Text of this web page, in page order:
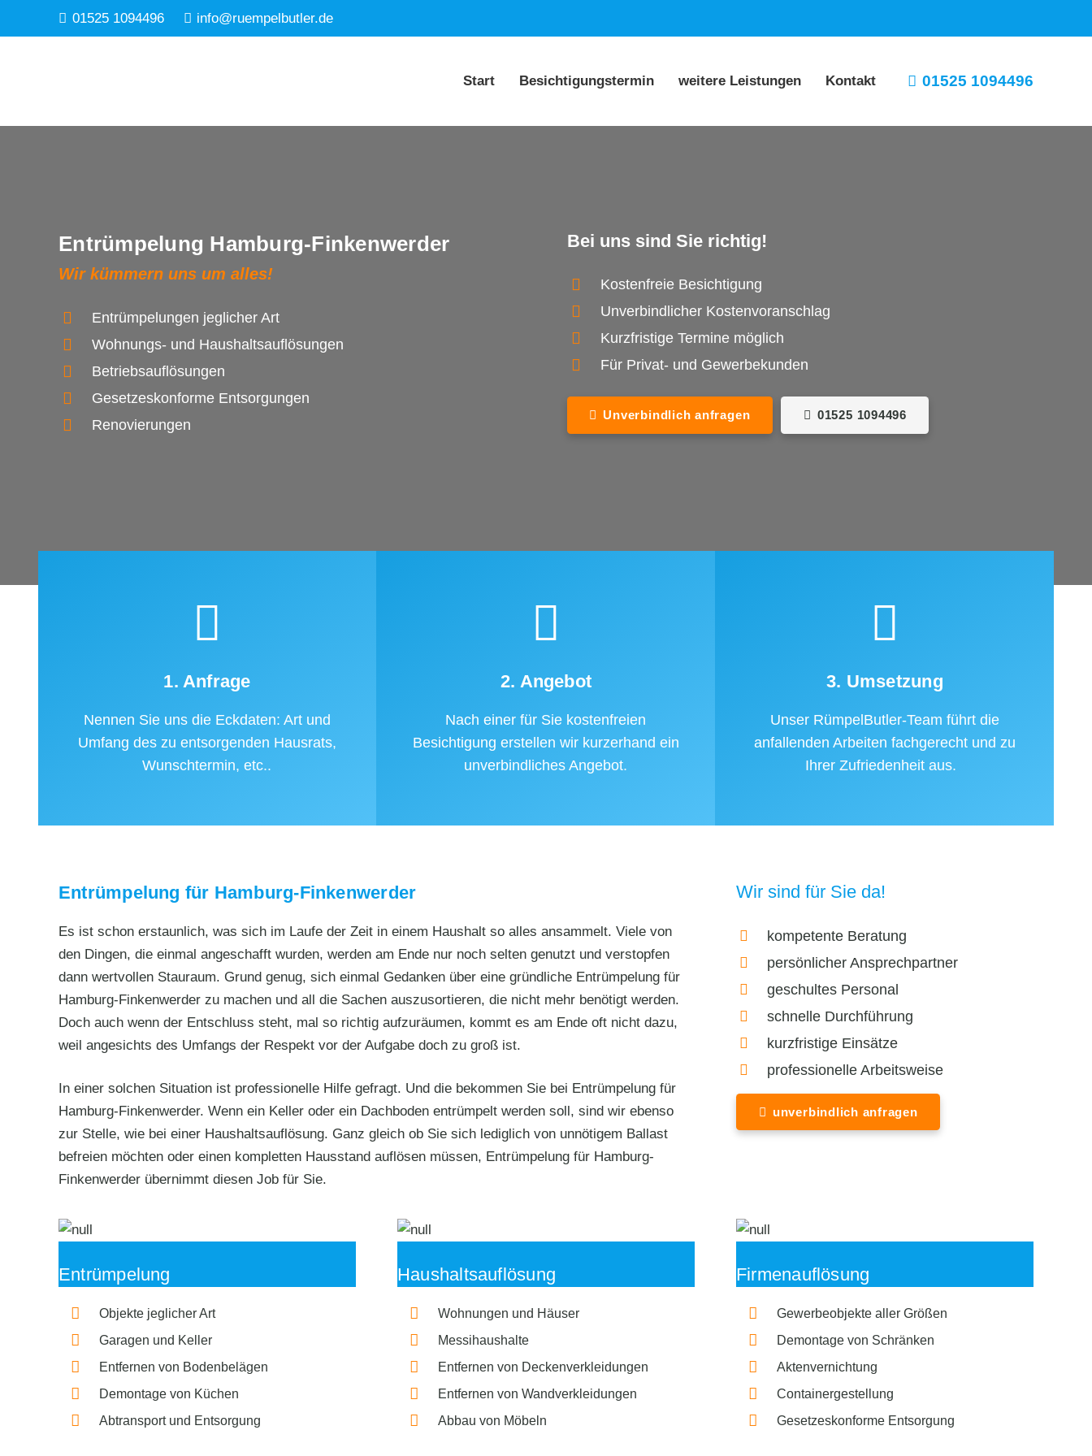
01525 1094496 info@ruempelbutler.de
Start Besichtigungstermin weitere Leistungen Kontakt 01525 1094496
Entrümpelung Hamburg-Finkenwerder
Wir kümmern uns um alles!
Entrümpelungen jeglicher Art
Wohnungs- und Haushaltsauflösungen
Betriebsauflösungen
Gesetzeskonforme Entsorgungen
Renovierungen
Bei uns sind Sie richtig!
Kostenfreie Besichtigung
Unverbindlicher Kostenvoranschlag
Kurzfristige Termine möglich
Für Privat- und Gewerbekunden
Unverbindlich anfragen 01525 1094496
1. Anfrage
Nennen Sie uns die Eckdaten: Art und
Umfang des zu entsorgenden Hausrats,
Wunschtermin, etc..
2. Angebot
Nach einer für Sie kostenfreien
Besichtigung erstellen wir kurzerhand ein
unverbindliches Angebot.
3. Umsetzung
Unser RümpelButler-Team führt die
anfallenden Arbeiten fachgerecht und zu
Ihrer Zufriedenheit aus.
Entrümpelung für Hamburg-Finkenwerder
Es ist schon erstaunlich, was sich im Laufe der Zeit in einem Haushalt so alles ansammelt. Viele von
den Dingen, die einmal angeschafft wurden, werden am Ende nur noch selten genutzt und verstopfen
dann wertvollen Stauraum. Grund genug, sich einmal Gedanken über eine gründliche Entrümpelung für
Hamburg-Finkenwerder zu machen und all die Sachen auszusortieren, die nicht mehr benötigt werden.
Doch auch wenn der Entschluss steht, mal so richtig aufzuräumen, kommt es am Ende oft nicht dazu,
weil angesichts des Umfangs der Respekt vor der Aufgabe doch zu groß ist.
In einer solchen Situation ist professionelle Hilfe gefragt. Und die bekommen Sie bei Entrümpelung für
Hamburg-Finkenwerder. Wenn ein Keller oder ein Dachboden entrümpelt werden soll, sind wir ebenso
zur Stelle, wie bei einer Haushaltsauflösung. Ganz gleich ob Sie sich lediglich von unnötigem Ballast
befreien möchten oder einen kompletten Hausstand auflösen müssen, Entrümpelung für Hamburg-
Finkenwerder übernimmt diesen Job für Sie.
Wir sind für Sie da!
kompetente Beratung
persönlicher Ansprechpartner
geschultes Personal
schnelle Durchführung
kurzfristige Einsätze
professionelle Arbeitsweise
unverbindlich anfragen
Entrümpelung
Objekte jeglicher Art
Garagen und Keller
Entfernen von Bodenbelägen
Demontage von Küchen
Abtransport und Entsorgung
Haushaltsauflösung
Wohnungen und Häuser
Messihaushalte
Entfernen von Deckenverkleidungen
Entfernen von Wandverkleidungen
Abbau von Möbeln
Firmenauflösung
Gewerbeobjekte aller Größen
Demontage von Schränken
Aktenvernichtung
Containergestellung
Gesetzeskonforme Entsorgung